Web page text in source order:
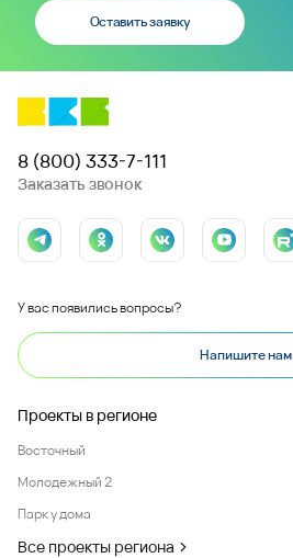
Оставить заявку
8 (800) 333-7-111
Заказать звонок
У вас появились вопросы?
Напишите нам
Проекты в регионе
Восточный
Молодежный 2
Парк у дома
Все проекты региона